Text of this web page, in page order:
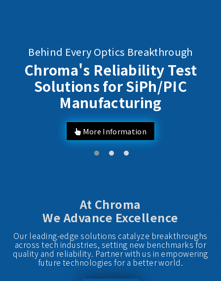
Behind Every Optics Breakthrough
Chroma's Reliability Test
Solutions for SiPh/PIC
Manufacturing
More Information
At Chroma
We Advance Excellence
Our leading-edge solutions catalyze breakthroughs
across tech industries, setting new benchmarks for
quality and reliability. Partner with us in empowering
future technologies for a better world.